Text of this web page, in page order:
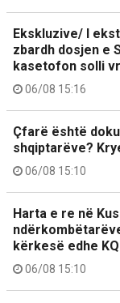
Ekskluzive/ I
zbardh dosjen e
kasetofon solli
06/08 15:16
Çfarë është
shqiptarëve?
06/08 15:10
Harta e re në
kërkesë edhe
06/08 15:10